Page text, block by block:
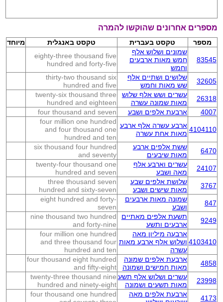
מספרים אחרונים שהוקשו להמרה
מספר טקסט בעברית טקסט באנגלית מיוחד
83545
שמונים ושלוש אלף
חמש מאות ארבעים
וחמש
eighty-three thousand five
hundred and forty-five
32605
שלושים ושתיים אלף
שש מאות וחמש
thirty-two thousand six
hundred and five
26318
עשרים ושש אלף שלוש
מאות שמונה עשרה
twenty-six thousand three
hundred and eighteen
4007
ארבעת אלפים ושבע four thousand and seven
4104110 ארבע עשרה אלף ארבע
מאות אחת עשרה
four million one hundred
and four thousand one
hundred and ten
6470
ששת אלפים ארבע
מאות שיבעים
six thousand four hundred
and seventy
24107
עשרים וארבע אלף
מאה ושבע
twenty-four thousand one
hundred and seven
3767
שלושת אלפים שבע
מאות שישים ושבע
three thousand seven
hundred and sixty-seven
847
שמונה מאות ארבעים
ושבע
eight hundred and forty-
seven
9249
תשעת אלפים מאתיים
ארבעים ותשע
nine thousand two hundred
and forty-nine
4103410
ארבעה מיליון מאה
ושלוש אלף ארבע מאות
עשרה
four million one hundred
and three thousand four
hundred and ten
4858
ארבעת אלפים שמונה
מאות חמישים ושמונה
four thousand eight hundred
and fifty-eight
23998
עשרים ושלוש אלף תשע
מאות תשעים ושמונה
twenty-three thousand nine
hundred and ninety-eight
4173
ארבעת אלפים מאה
four thousand one hundred